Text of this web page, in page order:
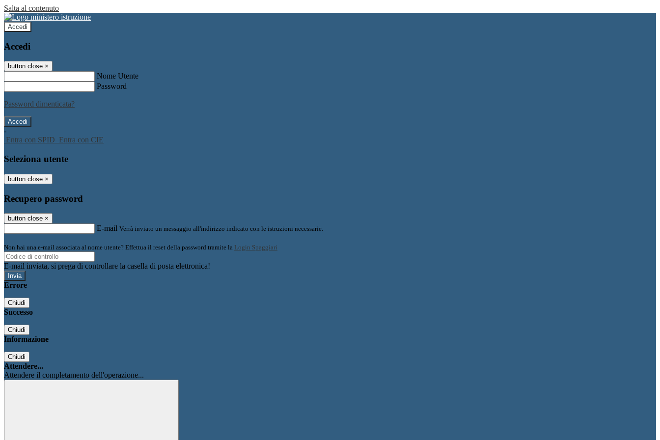
Salta al contenuto
Accedi
Accedi
button close ×
Nome Utente
Password
Password dimenticata?
-
Entra con SPID Entra con CIE
Seleziona utente
button close ×
Recupero password
button close ×
E-mail Verrà inviato un messaggio all'indirizzo indicato con le istruzioni necessarie.
Non hai una e-mail associata al nome utente? Effettua il reset della password tramite la Login Spaggiari
E-mail inviata, si prega di controllare la casella di posta elettronica!
Errore
Chiudi
Successo
Chiudi
Informazione
Chiudi
Attendere...
Attendere il completamento dell'operazione...